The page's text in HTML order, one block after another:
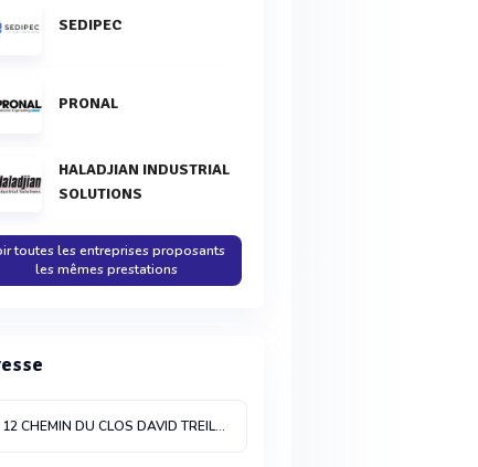
SEDIPEC
PRONAL
HALADJIAN INDUSTRIAL
SOLUTIONS
toutes les entreprises proposants
les mêmes prestations
12 CHEMIN DU CLOS DAVIDTREILLIERES